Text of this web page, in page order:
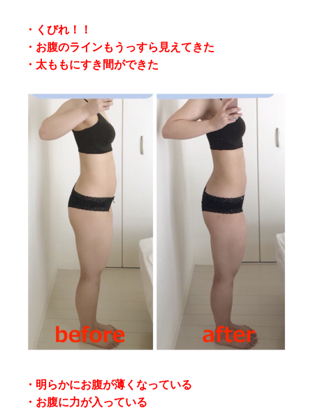
・くびれ！！
・お腹のラインもうっすら見えてきた
・太ももにすき間ができた
・明らかにお腹が薄くなっている
・お腹に力が入っている